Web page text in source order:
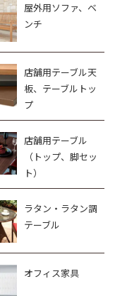
屋外用ソファ、ベ
ンチ
店舗用テーブル天
板、テーブルトッ
プ
店舗用テーブル
（トップ、脚セッ
ト）
ラタン・ラタン調
テーブル
オフィス家具